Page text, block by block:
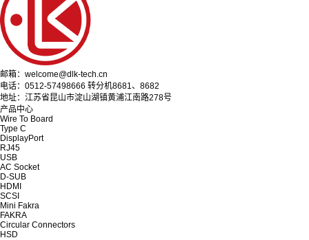
邮箱：welcome@dlk-tech.cn
电话：0512-57498666 转分机8681、8682
地址：江苏省昆山市淀山湖镇黄浦江南路278号
产品中心
Wire To Board
Type C
DisplayPort
RJ45
USB
AC Socket
D-SUB
HDMI
SCSI
Mini Fakra
FAKRA
Circular Connectors
HSD